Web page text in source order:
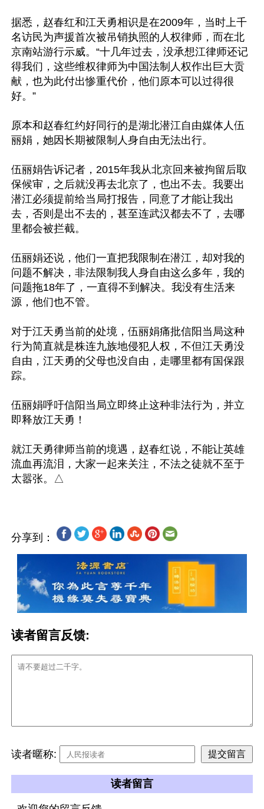
据悉，赵春红和江天勇相识是在2009年，当时上千
名访民为声援首次被吊销执照的人权律师，而在北
京南站游行示威。“十几年过去，没承想江律师还记
得我们，这些维权律师为中国法制人权作出巨大贡
献，也为此付出惨重代价，他们原本可以过得很
好。”
原本和赵春红约好同行的是湖北潜江自由媒体人伍
丽娟，她因长期被限制人身自由无法出行。
伍丽娟告诉记者，2015年我从北京回来被拘留后取
保候审，之后就没再去北京了，也出不去。我要出
潜江必须提前给当局打报告，同意了才能让我出
去，否则是出不去的，甚至连武汉都去不了，去哪
里都会被拦截。
伍丽娟还说，他们一直把我限制在潜江，却对我的
问题不解决，非法限制我人身自由这么多年，我的
问题拖18年了，一直得不到解决。我没有生活来
源，他们也不管。
对于江天勇当前的处境，伍丽娟痛批信阳当局这种
行为简直就是株连九族地侵犯人权，不但江天勇没
自由，江天勇的父母也没自由，走哪里都有国保跟
踪。
伍丽娟呼吁信阳当局立即终止这种非法行为，并立
即释放江天勇！
就江天勇律师当前的境遇，赵春红说，不能让英雄
流血再流泪，大家一起来关注，不法之徒就不至于
分享到：
读者留言反馈:
读者暱称:
读者留言